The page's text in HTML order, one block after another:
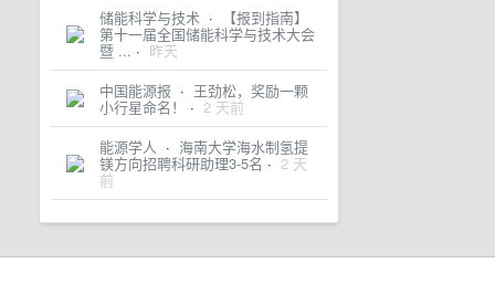
储能科学与技术 · 【报到指南】
第十一届全国储能科学与技术大会
暨 ... · 昨天
中国能源报 · 王劲松，奖励一颗
小行星命名！ · 2 天前
能源学人 · 海南大学海水制氢提
镁方向招聘科研助理3-5名 · 2 天
前